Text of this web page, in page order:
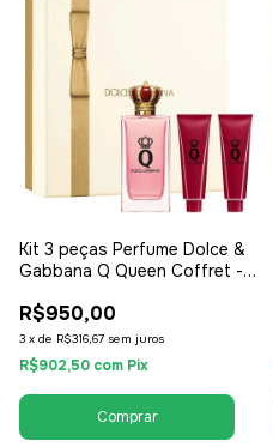
Kit 3 peças Perfume Dolce &
Gabbana Q Queen Coffret -
Kit + Miniatura - EDP Eau de
Parfum - Feminino
R$950,00
3 x de R$316,67 sem juros
R$902,50 com Pix